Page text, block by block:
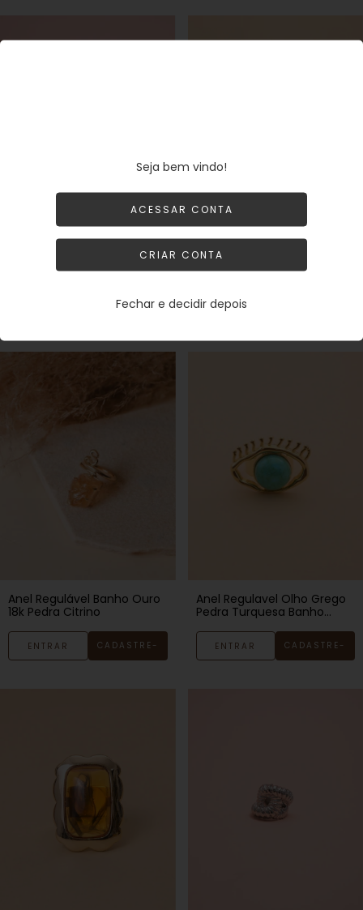
Banho Ouro 18k
CADASTRE-
SE
Anel Regulável Peixe Banho
Ouro 18k
ENTRAR
SE
Anel Regulável Banho Ouro
18k Pedra Citrino
ENTRAR CADASTRE-
Anel Regulavel Olho Grego
Pedra Turquesa Banho
ENTRAR CADASTRE-
Seja bem vindo!
ACESSAR CONTA
CRIAR CONTA
Fechar e decidir depois